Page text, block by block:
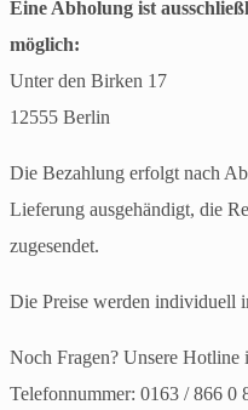
Eine Abholung ist
möglich:
Unter den Birken 17
12555 Berlin
Die Bezahlung erfolgt nach
Lieferung ausgehändigt, die
zugesendet.
Die Preise werden individuell
Noch Fragen? Unsere Hotline
Telefonnummer: 0163 / 866 0